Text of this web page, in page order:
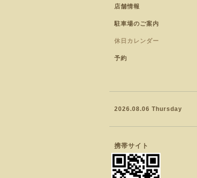
店舗情報
駐車場のご案内
休日カレンダー
予約
2026.08.06 Thursday
携帯サイト